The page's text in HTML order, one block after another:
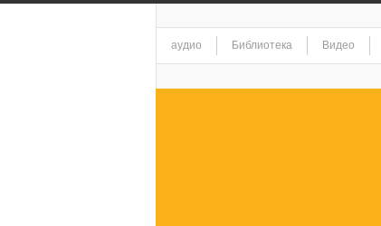
аудио Библиотека Видео